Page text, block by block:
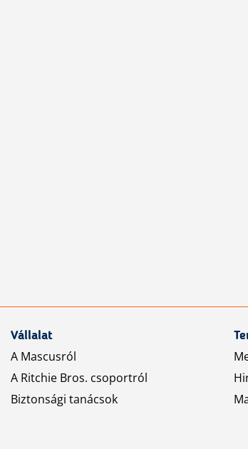
Vállalat
A Mascusról
A Ritchie Bros. csoportról
Biztonsági tanácsok